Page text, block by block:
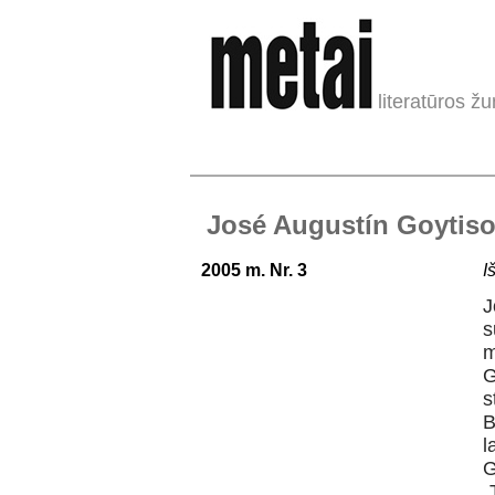
literatūros
José Augustín
2005 m. Nr. 3